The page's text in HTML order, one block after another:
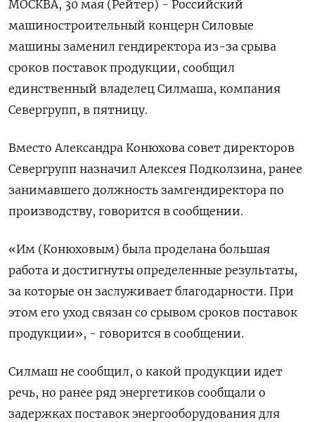
МОСКВА, 30 мая (Рейтер) - Российский
машиностроительный концерн Силовые
машины заменил гендиректора из-за срыва
сроков поставок продукции, сообщил
единственный владелец Силмаша, компания
Севергрупп, в пятницу.
Вместо Александра Конюхова совет директоров
Севергрупп назначил Алексея Подколзина, ранее
занимавшего должность замгендиректора по
производству, говорится в сообщении.
«Им (Конюховым) была проделана большая
работа и достигнуты определенные результаты,
за которые он заслуживает благодарности. При
этом его уход связан со срывом сроков поставок
продукции», - говорится в сообщении.
Силмаш не сообщил, о какой продукции идет
речь, но ранее ряд энергетиков сообщали о
задержках поставок энергооборудования для